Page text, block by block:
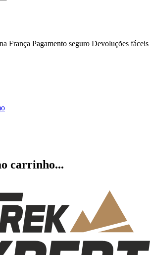
França Pagamento seguro Devoluções fáceis
carrinho...